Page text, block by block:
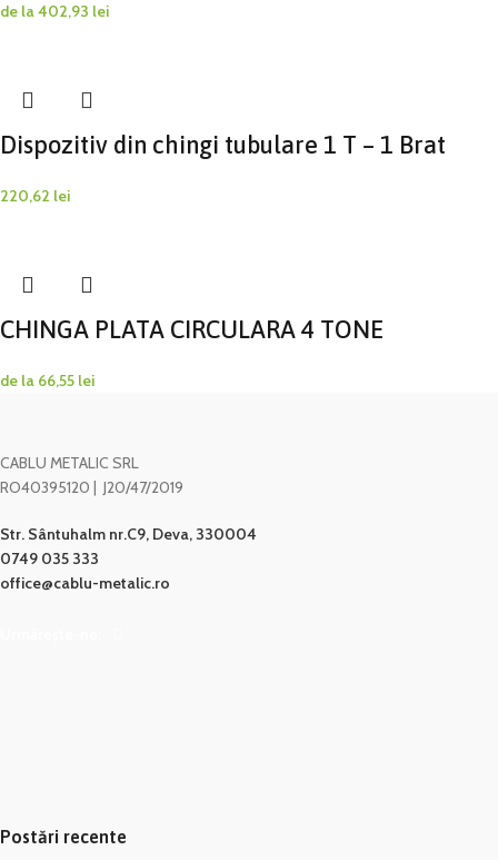
de la402,93 lei
Dispozitiv din chingi tubulare 1 T – 1 Brat
220,62 lei
CHINGA PLATA CIRCULARA 4 TONE
de la 66,55 lei
CABLU METALIC SRL
RO40395120 | J20/47/2019
Str. Sântuhalm nr.C9, Deva, 330004
0749 035 333
office@cablu-metalic.ro
Postări recente